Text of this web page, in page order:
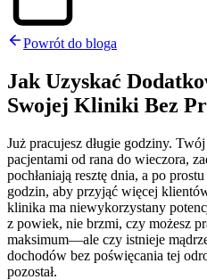
Powrót do bloga
Jak Uzyskać
Swojej Kliniki Bez
Już pracujesz długie godziny.
pacjentami od rana do wieczora,
pochłaniają resztę dnia, a po
godzin, aby przyjąć więcej
klinika ma niewykorzystany
z powiek, nie brzmi, czy możesz
maksimum—ale czy istnieje
dochodów bez poświęcania tej
pozostał.